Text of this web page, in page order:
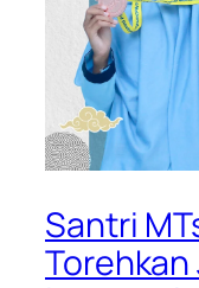
Santri